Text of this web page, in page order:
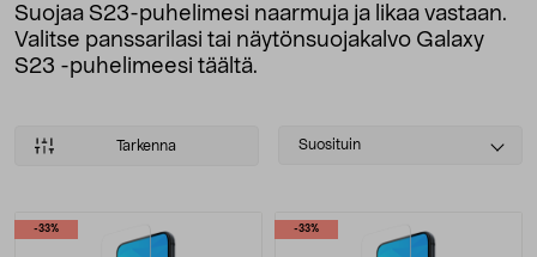
Suojaa S23-puhelimesi naarmuja ja likaa vastaan.
Valitse panssarilasi tai näytönsuojakalvo Galaxy
S23 -puhelimeesi täältä.
Tarkenna
Select
Suosituin
Tuotteet
-33% -33%